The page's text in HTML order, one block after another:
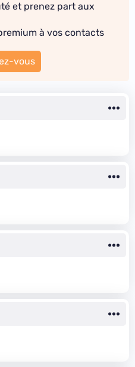
et prenez part aux
à vos contacts
vous